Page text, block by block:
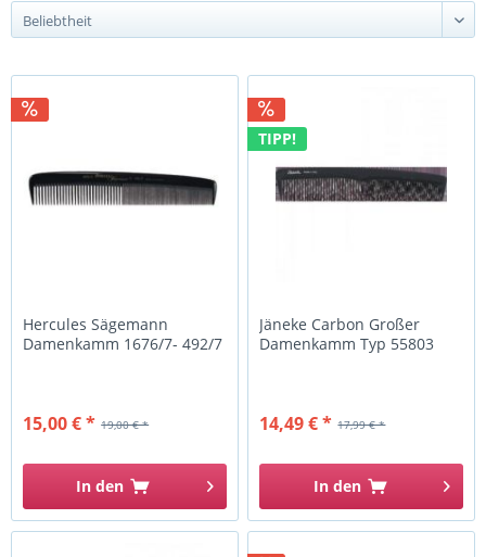
Hercules Sägemann
Damenkamm 1676/7- 492/7
19,00 € *
15,00 € *
In den
TIPP!
Jäneke Carbon Großer
Damenkamm Typ 55803
17,99 € *
14,49 € *
In den